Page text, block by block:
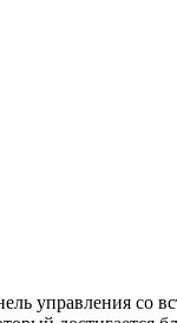
управления со